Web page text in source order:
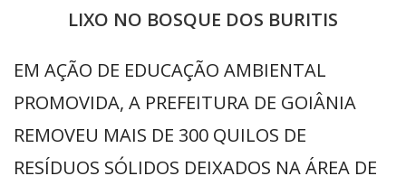
LIXO NO BOSQUE DOS BURITIS
EM AÇÃO DE EDUCAÇÃO AMBIENTAL
PROMOVIDA, A PREFEITURA DE GOIÂNIA
REMOVEU MAIS DE 300 QUILOS DE
RESÍDUOS SÓLIDOS DEIXADOS NA ÁREA DE